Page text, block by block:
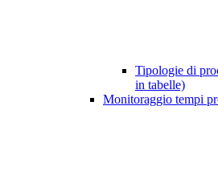
Tipologie di
in tabelle)
Monitoraggio tempi